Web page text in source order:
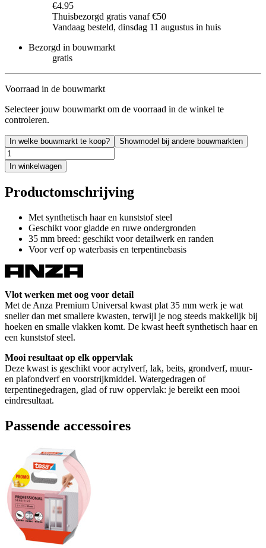
€4.95
Thuisbezorgd gratis vanaf €50
Vandaag besteld, dinsdag 11 augustus in huis
Bezorgd in bouwmarkt
gratis
Voorraad in de bouwmarkt
Selecteer jouw bouwmarkt om de voorraad in de winkel te
controleren.
In welke bouwmarkt te koop? Showmodel bij andere bouwmarkten
In winkelwagen
Productomschrijving
Met synthetisch haar en kunststof steel
Geschikt voor gladde en ruwe ondergronden
35 mm breed: geschikt voor detailwerk en randen
Voor verf op waterbasis en terpentinebasis
Vlot werken met oog voor detail
Met de Anza Premium Universal kwast plat 35 mm werk je wat
sneller dan met smallere kwasten, terwijl je nog steeds makkelijk bij
hoeken en smalle vlakken komt. De kwast heeft synthetisch haar en
een kunststof steel.
Mooi resultaat op elk oppervlak
Deze kwast is geschikt voor acrylverf, lak, beits, grondverf, muur-
en plafondverf en voorstrijkmiddel. Watergedragen of
terpentinegedragen, glad of ruw oppervlak: je bereikt een mooi
eindresultaat.
Passende accessoires